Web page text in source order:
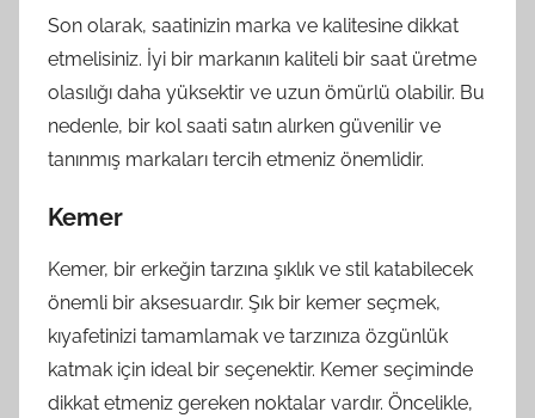
Son olarak, saatinizin marka ve kalitesine dikkat
etmelisiniz. İyi bir markanın kaliteli bir saat üretme
olasılığı daha yüksektir ve uzun ömürlü olabilir. Bu
nedenle, bir kol saati satın alırken güvenilir ve
tanınmış markaları tercih etmeniz önemlidir.
Kemer
Kemer, bir erkeğin tarzına şıklık ve stil katabilecek
önemli bir aksesuardır. Şık bir kemer seçmek,
kıyafetinizi tamamlamak ve tarzınıza özgünlük
katmak için ideal bir seçenektir. Kemer seçiminde
dikkat etmeniz gereken noktalar vardır. Öncelikle,